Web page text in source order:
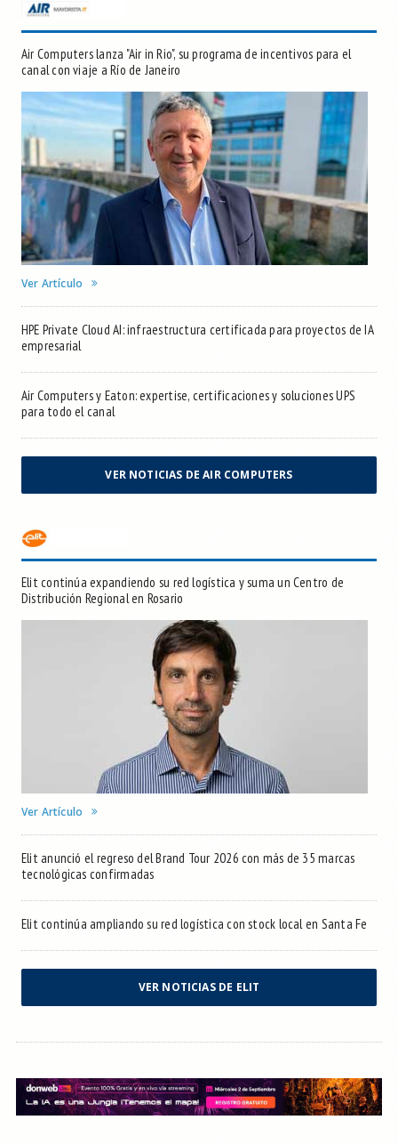
Air Computers lanza "Air in Rio", su programa de incentivos para el
canal con viaje a Río de Janeiro
Ver Artículo
HPE Private Cloud AI: infraestructura certificada para proyectos de IA
empresarial
Air Computers y Eaton: expertise, certificaciones y soluciones UPS
para todo el canal
VER NOTICIAS DE AIR COMPUTERS
Elit continúa expandiendo su red logística y suma un Centro de
Distribución Regional en Rosario
Ver Artículo
Elit anunció el regreso del Brand Tour 2026 con más de 35 marcas
tecnológicas confirmadas
Elit continúa ampliando su red logística con stock local en Santa Fe
VER NOTICIAS DE ELIT